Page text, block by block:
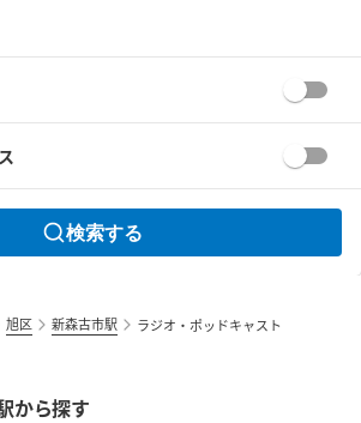
検索する
旭区 新森古市駅 ラジオ・ポッドキャスト
から探す